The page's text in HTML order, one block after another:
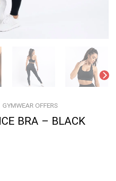
GYMWEAR OFFERS
BRA – BLACK